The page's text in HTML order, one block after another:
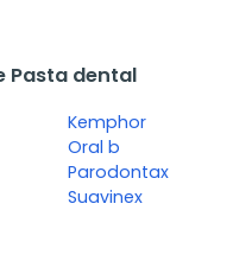
Pasta dental
Kemphor
Oral b
Parodontax
Suavinex